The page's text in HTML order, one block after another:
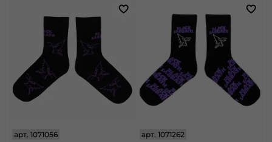
арт. 1071056
арт.1071262